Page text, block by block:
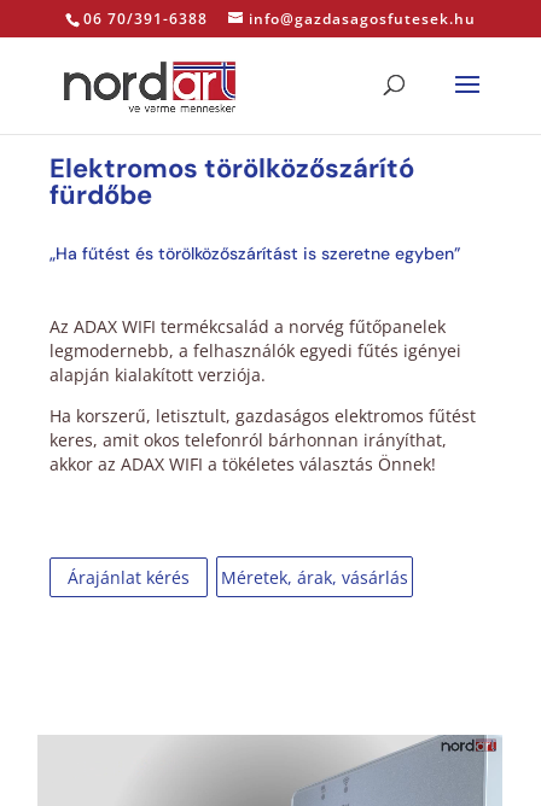
06 70/391-6388 info@gazdasagosfutesek.hu
Elektromos törölközőszárító
fürdőbe
„Ha fűtést és törölközőszárítást is szeretne egyben”
Az ADAX WIFI termékcsalád a norvég fűtőpanelek
legmodernebb, a felhasználók egyedi fűtés igényei
alapján kialakított verziója.
Ha korszerű, letisztult, gazdaságos elektromos fűtést
keres, amit okos telefonról bárhonnan irányíthat,
akkor az ADAX WIFI a tökéletes választás Önnek!
Árajánlat kérés Méretek, árak, vásárlás